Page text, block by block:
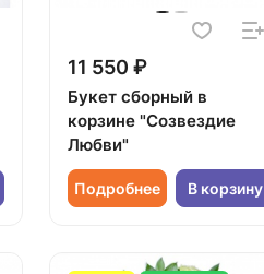
11 550 ₽
Букет сборный в
корзине "Созвездие
Любви"
Подробнее В корзину